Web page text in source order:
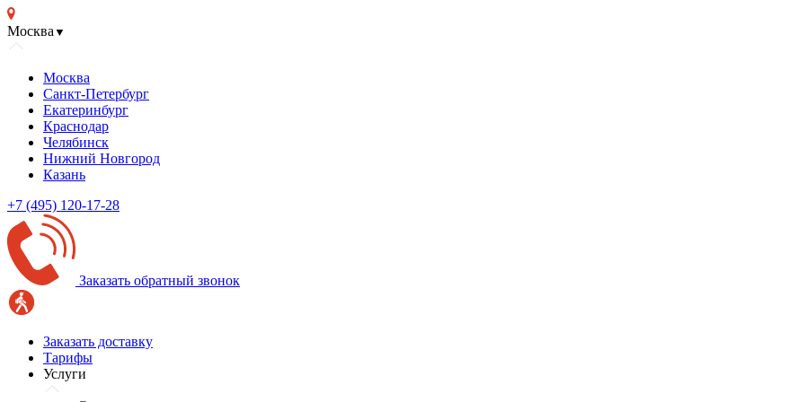
Москва ▼
Москва
Санкт-Петербург
Екатеринбург
Краснодар
Челябинск
Нижний Новгород
Казань
+7 (495) 120-17-28
Заказать обратный звонок
Заказать доставку
Тарифы
Услуги